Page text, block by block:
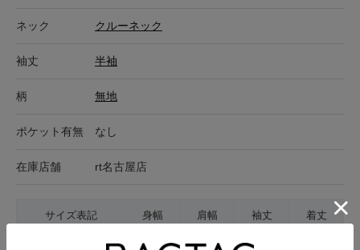
ネック クルーネック
袖丈 半袖
柄 無地
ポケット有無 なし
在庫店舗 rt名古屋店
サイズ表記 身幅 肩幅 袖丈 着丈
46cm 43cm 20cm